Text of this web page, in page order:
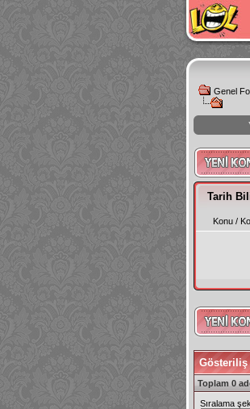
Genel
instagram
izlenme
hilesi
Tarih
Konu /
Gösteriliş
Toplam 0
Sıralama